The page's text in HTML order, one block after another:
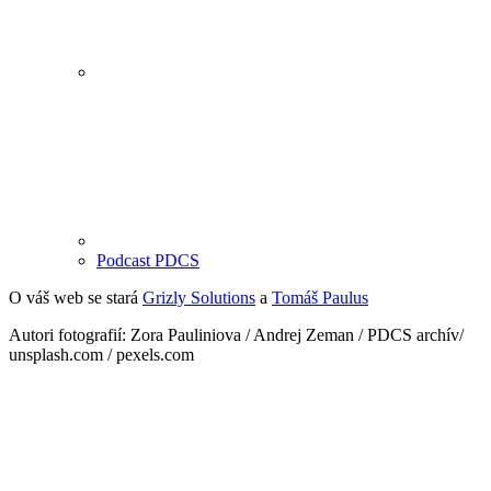
Podcast PDCS
O váš web se stará Grizly Solutions a Tomáš Paulus
Autori fotografií: Zora Pauliniova / Andrej Zeman / PDCS archív/
unsplash.com / pexels.com